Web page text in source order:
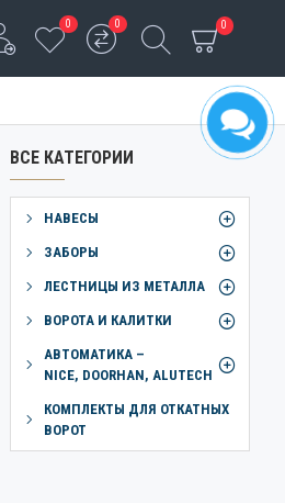
0 0 0
ВСЕ КАТЕГОРИИ
НАВЕСЫ
ЗАБОРЫ
ЛЕСТНИЦЫ ИЗ МЕТАЛЛА
ВОРОТА И КАЛИТКИ
АВТОМАТИКА –
NICE, DOORHAN, ALUTECH
КОМПЛЕКТЫ ДЛЯ ОТКАТНЫХ
ВОРОТ